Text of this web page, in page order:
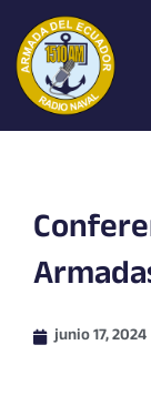
contenido
junio 17, 2024